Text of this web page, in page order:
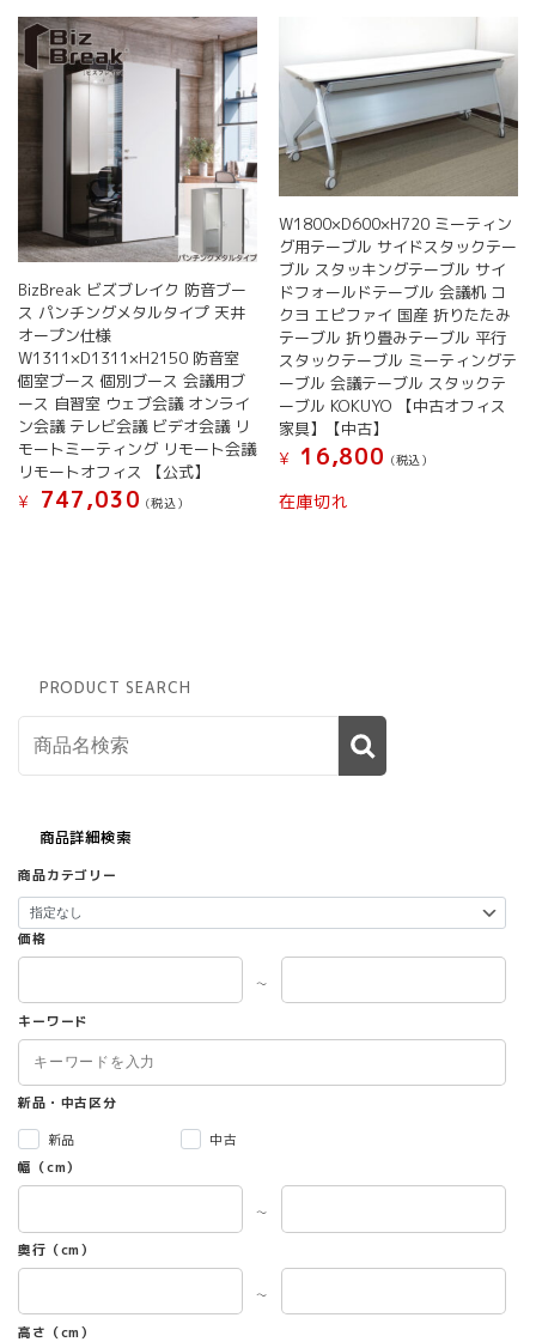
BizBreak ビズブレイク 防音ブー
ス パンチングメタルタイプ 天井
オープン仕様
W1311×D1311×H2150 防音室
個室ブース 個別ブース 会議用ブ
ース 自習室 ウェブ会議 オンライ
ン会議 テレビ会議 ビデオ会議 リ
モートミーティング リモート会議
リモートオフィス 【公式】
¥
747,030 (税込）
W1800×D600×H720 ミーティン
グ用テーブル サイドスタックテー
ブル スタッキングテーブル サイ
ドフォールドテーブル 会議机 コ
クヨ エピファイ 国産 折りたたみ
テーブル 折り畳みテーブル 平行
スタックテーブル ミーティングテ
ーブル 会議テーブル スタックテ
ーブル KOKUYO 【中古オフィス
家具】【中古】
¥
16,800 (税込）
在庫切れ
PRODUCT SEARCH
商品詳細検索
商品カテゴリー
価格
～
キーワード
新品・中古区分
新品
中古
幅（cm）
～
奥行（cm）
～
高さ（cm）